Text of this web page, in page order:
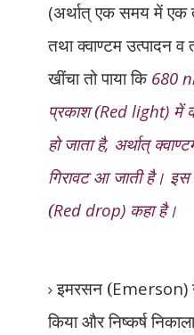
(अर्थात् एक समय में एक
तथा क्वाण्टम उत्पादन
खींचा तो पाया कि 680
प्रकाश (Red light) में
हो जाता है, अर्थात्
गिरावट आ जाती है। इस
(Red drop) कहा है।
इमरसन (Emerson)
किया और निष्कर्ष